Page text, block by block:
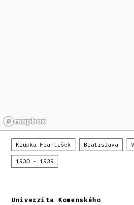
Krupka František Bratislava
1930 - 1939
Univerzita Komenského